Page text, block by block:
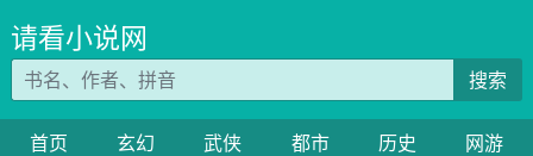
请看小说网
搜索
首页 玄幻 武侠 都市 历史
网游